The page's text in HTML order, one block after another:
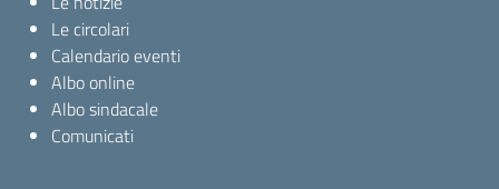
Le circolari
Calendario eventi
Albo online
Albo sindacale
Comunicati